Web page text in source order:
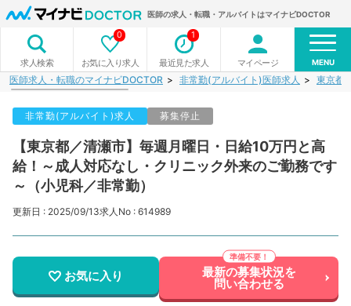
医師の求人・転職・アルバイトはマイナビDOCTOR
求人検索 お気に入り求人
0
最近見た求人
1
マイページ MENU
医師求人・転職のマイナビDOCTOR 非常勤(アルバイト)医師求人 東京都
非常勤(アルバイト)求人 募集停止
【東京都／清瀬市】毎週月曜日・日給10万円と高
給！～成人対応なし・クリニック外来のご勤務です
～（小児科／非常勤）
更新日 : 2025/09/13求人No : 614989
お気に入り 最新の募集状況を
問い合わせる